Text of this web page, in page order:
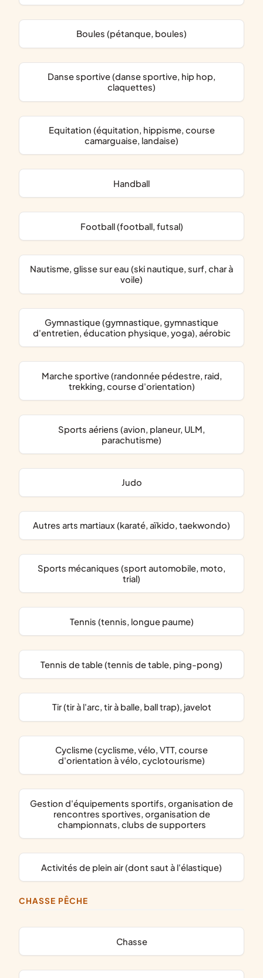
Boules (pétanque, boules)
Danse sportive (danse sportive, hip hop,
claquettes)
Equitation (équitation, hippisme, course
camarguaise, landaise)
Handball
Football (football, futsal)
nautisme, glisse sur eau (ski nautique, surf, char à
voile)
Gymnastique (gymnastique, gymnastique
d'entretien, éducation physique, yoga), aérobic
Marche sportive (randonnée pédestre, raid,
trekking, course d'orientation)
Sports aériens (avion, planeur, ULM,
parachutisme)
Judo
Autres arts martiaux (karaté, aïkido, taekwondo)
Sports mécaniques (sport automobile, moto,
trial)
Tennis (tennis, longue paume)
Tennis de table (tennis de table, ping-pong)
Tir (tir à l'arc, tir à balle, ball trap), javelot
Cyclisme (cyclisme, vélo, VTT, course
d'orientation à vélo, cyclotourisme)
gestion d'équipements sportifs, organisation de
rencontres sportives, organisation de
championnats, clubs de supporters
activités de plein air (dont saut à l'élastique)
CHASSE PÊCHE
chasse